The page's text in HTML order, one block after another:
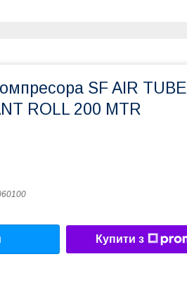
SF AIR TUBE
ROLL 200 MTR
Купити з